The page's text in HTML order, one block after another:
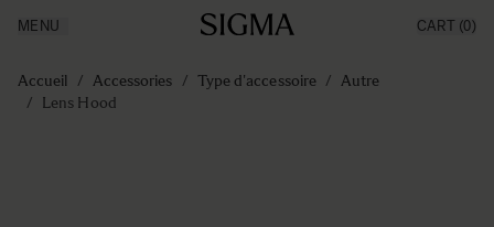
Made in Aizu
Support
News
MENU CART (0)
Accueil / Accessories / Type d'accessoire / Autre
/ Lens Hood